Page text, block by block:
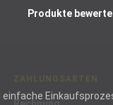
Produkte